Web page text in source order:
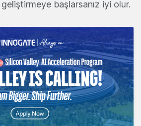
başlarsanız iyi olur.